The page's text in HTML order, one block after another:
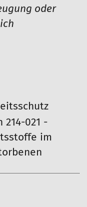
oder
214-021 -
im